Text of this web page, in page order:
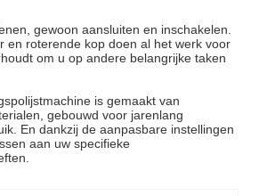
gewoon aansluiten en inschakelen.
en roterende kop doen al het werk voor
om u op andere belangrijke taken
is gemaakt van
gebouwd voor jarenlang
En dankzij de aanpasbare instellingen
aan uw specifieke